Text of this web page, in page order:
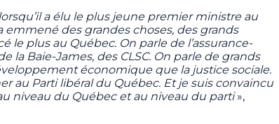
a élu le plus jeune premier ministre au
emmené des grandes choses, des grands
le plus au Québec. On parle de l’assurance-
la Baie-James, des CLSC. On parle de grands
économique que la justice sociale.
au Parti libéral du Québec. Et je suis convaincu
niveau du Québec et au niveau du parti»,